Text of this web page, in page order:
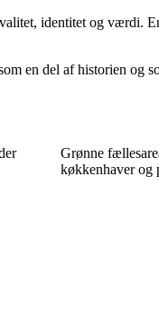
identitet og
en del af historien og
Grønne
køkkenhaver og